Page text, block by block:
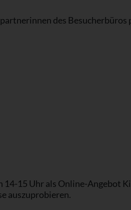
des Besucherbüros
15 Uhr als Online-Angebot
auszuprobieren.